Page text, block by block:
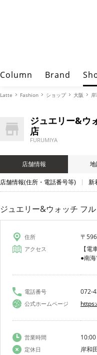
Column Brand
Latte Fashion ショップ 大阪
ジュエリー&ウ
店
FURUMIYA
店舗情報
店舗情報(住所・電話番号等) 新
ジュエリー&ウォッチ フ
住所 〒
アクセス
【電
●南
電話番号 072-
公式ホームページ
営業時間
定休日 岸和